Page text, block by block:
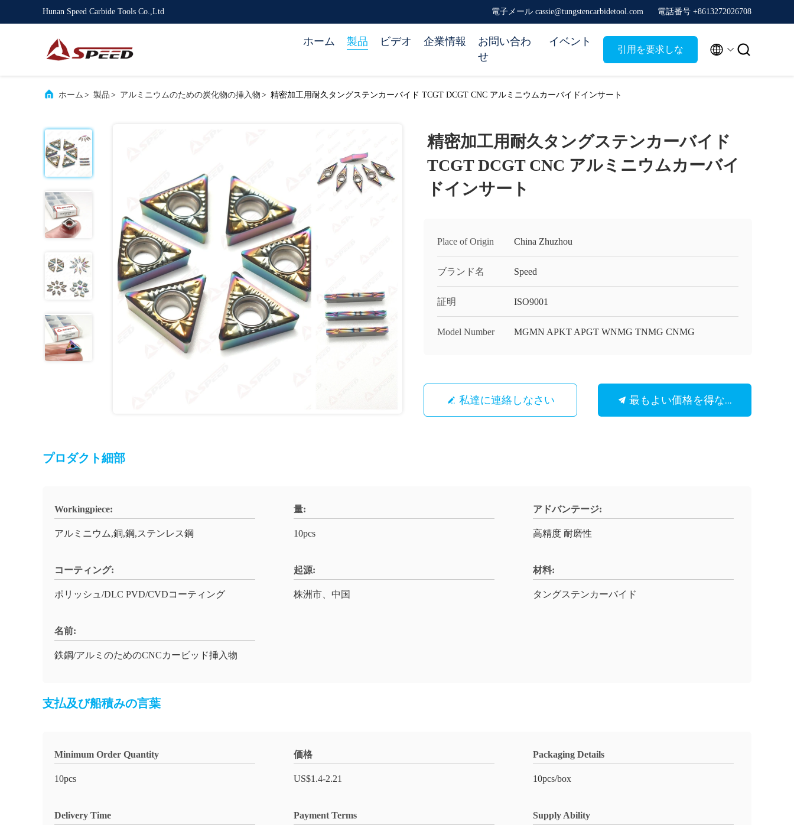
Hunan Speed Carbide Tools Co.,Ltd 電子メール cassie@tungstencarbidetool.com 電話番号 +8613272026708
ホーム 製品 ビデオ 企業情報
お問い合わ
せ
イベント
引用を要求しな  
ホーム > 製品 > アルミニウムのための炭化物の挿入物 > 精密加工用耐久タングステンカーバイド TCGT DCGT CNC アルミニウムカーバイドインサート
精密加工用耐久タングステンカーバイド
TCGT DCGT CNC アルミニウムカーバイ
ドインサート
Place of Origin China Zhuzhou
ブランド名 Speed
証明 ISO9001
Model Number MGMN APKT APGT WNMG TNMG CNMG
私達に連絡しなさい 最もよい価格を得なさい
プロダクト細部
Workingpiece:
アルミニウム,銅,鋼,ステンレス鋼
量:
10pcs
アドバンテージ:
高精度 耐磨性
コーティング:
ポリッシュ/DLC PVD/CVDコーティング
起源:
株洲市、中国
材料:
タングステンカーバイド
名前:
鉄鋼/アルミのためのCNCカービッド挿入物
支払及び船積みの言葉
Minimum Order Quantity
10pcs
価格
US$1.4-2.21
Packaging Details
10pcs/box
Delivery Time Payment Terms Supply Ability